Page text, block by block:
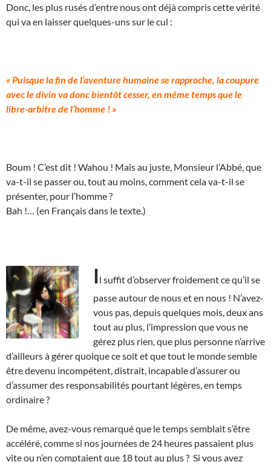
Donc, les plus rusés d’entre nous ont déjà compris cette vérité
qui va en laisser quelques-uns sur le cul :
« Puisque la fin de l’aventure humaine se rapproche, la coupure
avec le divin va donc bientôt cesser, en même temps que le
libre-arbitre de l’homme ! »
Boum ! C’est dit ! Wahou ! Mais au juste, Monsieur l’Abbé, que
va-t-il se passer ou, tout au moins, comment cela va-t-il se
présenter, pour l’homme ?
Bah !… (en Français dans le texte.)
Il suffit d’observer froidement ce qu’il se
passe autour de nous et en nous ! N’avez-
vous pas, depuis quelques mois, deux ans
tout au plus, l’impression que vous ne
gérez plus rien, que plus personne n’arrive
d’ailleurs à gérer quoique ce soit et que tout le monde semble
être devenu incompétent, distrait, incapable d’assurer ou
d’assumer des responsabilités pourtant légères, en temps
ordinaire ?
De même, avez-vous remarqué que le temps semblait s’être
accéléré, comme si nos journées de 24 heures passaient plus
vite ou n’en comptaient que 18 tout au plus ? Si vous avez